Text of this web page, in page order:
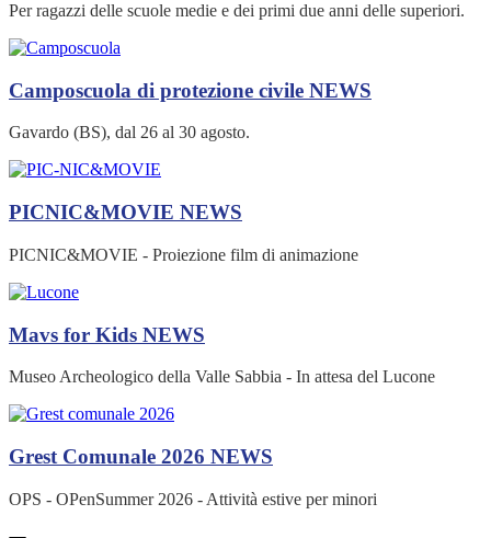
Per ragazzi delle scuole medie e dei primi due anni delle superiori.
Camposcuola di protezione civile NEWS
Gavardo (BS), dal 26 al 30 agosto.
PICNIC&MOVIE NEWS
PICNIC&MOVIE - Proiezione film di animazione
Mavs for Kids NEWS
Museo Archeologico della Valle Sabbia - In attesa del Lucone
Grest Comunale 2026 NEWS
OPS - OPenSummer 2026 - Attività estive per minori